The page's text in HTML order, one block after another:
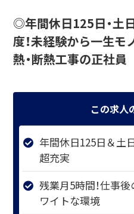
◎年間休日125日・土
度！未経験から一生モ
熱・断熱工事の正社員
この求人
年間休日125日＆土
超充実
残業月5時間！仕事
ワイトな環境